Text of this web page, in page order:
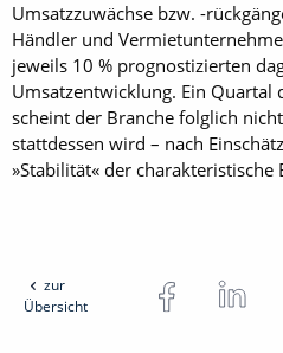
Umsatzzuwächse bzw. -
Händler und
jeweils 10 % prognostizierten
Umsatzentwicklung. Ein Quartal
scheint der Branche folglich
stattdessen wird – nach
»Stabilität« der charakteristische
zur
Übersicht